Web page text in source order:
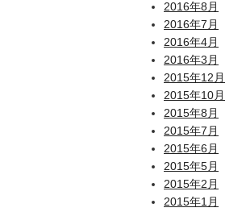
2016年8月
2016年7月
2016年4月
2016年3月
2015年12月
2015年10月
2015年8月
2015年7月
2015年6月
2015年5月
2015年2月
2015年1月